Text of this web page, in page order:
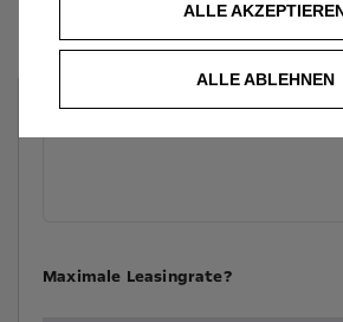
Welches Fahrzeug?
Maximale Leasingrate?
ALLE
ALLE ABLEHNEN